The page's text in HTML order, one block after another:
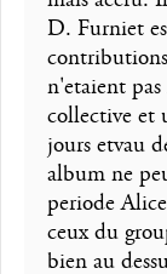
D. Furniet
n'etaient
collective et
jours etvau
album ne
periode
ceux du
bien au